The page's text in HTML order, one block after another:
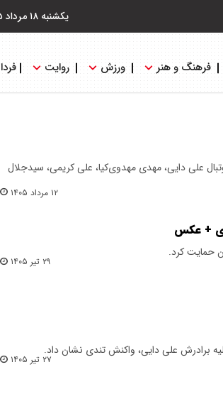
یکشنبه ۱۸ مرداد ۱۴۰۵
فرهنگ و هنر ورزش روایت فردا
علی دایی، مهدی مهدوی‌کیا، علی کریمی، سیدجلال
۱۲ مرداد ۱۴۰۵
+‌ عکس
حمایت کرد.
۲۹ تیر ۱۴۰۵
برادرش علی دایی، واکنش تندی نشان داد.
۲۷ تیر ۱۴۰۵